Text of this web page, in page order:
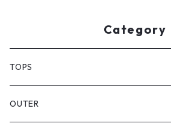
Category
TOPS
PULL OVER
OUTER